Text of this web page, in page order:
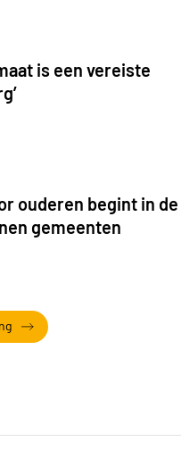
is een vereiste
ouderen begint in de
gemeenten